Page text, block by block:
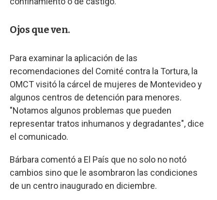
Ojos que ven.
Para examinar la aplicación de las
recomendaciones del Comité contra la Tortura, la
OMCT visitó la cárcel de mujeres de Montevideo y
algunos centros de detención para menores.
"Notamos algunos problemas que pueden
representar tratos inhumanos y degradantes", dice
el comunicado.
Bárbara comentó a El País que no solo no notó
cambios sino que le asombraron las condiciones
de un centro inaugurado en diciembre.